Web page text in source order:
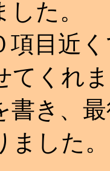
た。
目近
てくれ
書き、
した。